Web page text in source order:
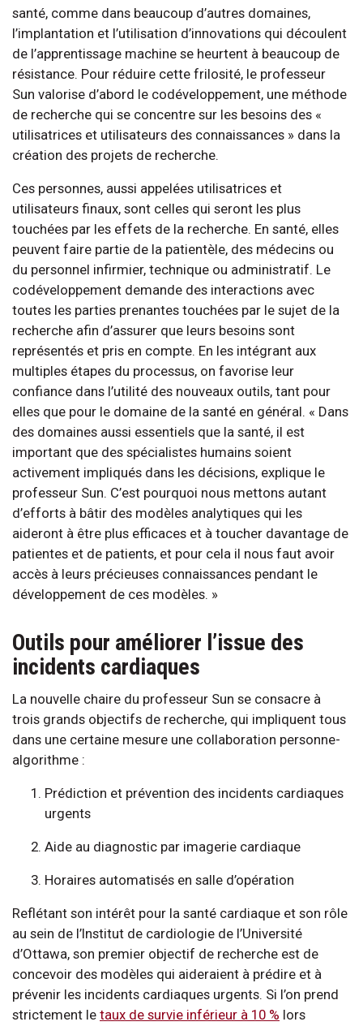
santé, comme dans beaucoup d’autres domaines,
l’implantation et l’utilisation d’innovations qui découlent
de l’apprentissage machine se heurtent à beaucoup de
résistance. Pour réduire cette frilosité, le professeur
Sun valorise d’abord le codéveloppement, une méthode
de recherche qui se concentre sur les besoins des «
utilisatrices et utilisateurs des connaissances » dans la
création des projets de recherche.
Ces personnes, aussi appelées utilisatrices et
utilisateurs finaux, sont celles qui seront les plus
touchées par les effets de la recherche. En santé, elles
peuvent faire partie de la patientèle, des médecins ou
du personnel infirmier, technique ou administratif. Le
codéveloppement demande des interactions avec
toutes les parties prenantes touchées par le sujet de la
recherche afin d’assurer que leurs besoins sont
représentés et pris en compte. En les intégrant aux
multiples étapes du processus, on favorise leur
confiance dans l’utilité des nouveaux outils, tant pour
elles que pour le domaine de la santé en général. « Dans
des domaines aussi essentiels que la santé, il est
important que des spécialistes humains soient
activement impliqués dans les décisions, explique le
professeur Sun. C’est pourquoi nous mettons autant
d’efforts à bâtir des modèles analytiques qui les
aideront à être plus efficaces et à toucher davantage de
patientes et de patients, et pour cela il nous faut avoir
accès à leurs précieuses connaissances pendant le
développement de ces modèles. »
Outils pour améliorer l’issue des
incidents cardiaques
La nouvelle chaire du professeur Sun se consacre à
trois grands objectifs de recherche, qui impliquent tous
dans une certaine mesure une collaboration personne-
algorithme :
Prédiction et prévention des incidents cardiaques
urgents
Aide au diagnostic par imagerie cardiaque
Horaires automatisés en salle d’opération
Reflétant son intérêt pour la santé cardiaque et son rôle
au sein de l’Institut de cardiologie de l’Université
d’Ottawa, son premier objectif de recherche est de
concevoir des modèles qui aideraient à prédire et à
prévenir les incidents cardiaques urgents. Si l’on prend
strictement le taux de survie inférieur à 10 % lors